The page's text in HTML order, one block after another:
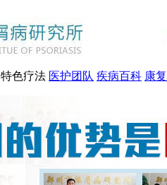
特色疗法 医护团队 疾病百科 康